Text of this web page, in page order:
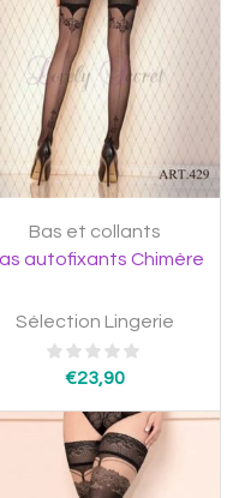
Bas et collants
autofixants Chimère
Sélection Lingerie
€23,90